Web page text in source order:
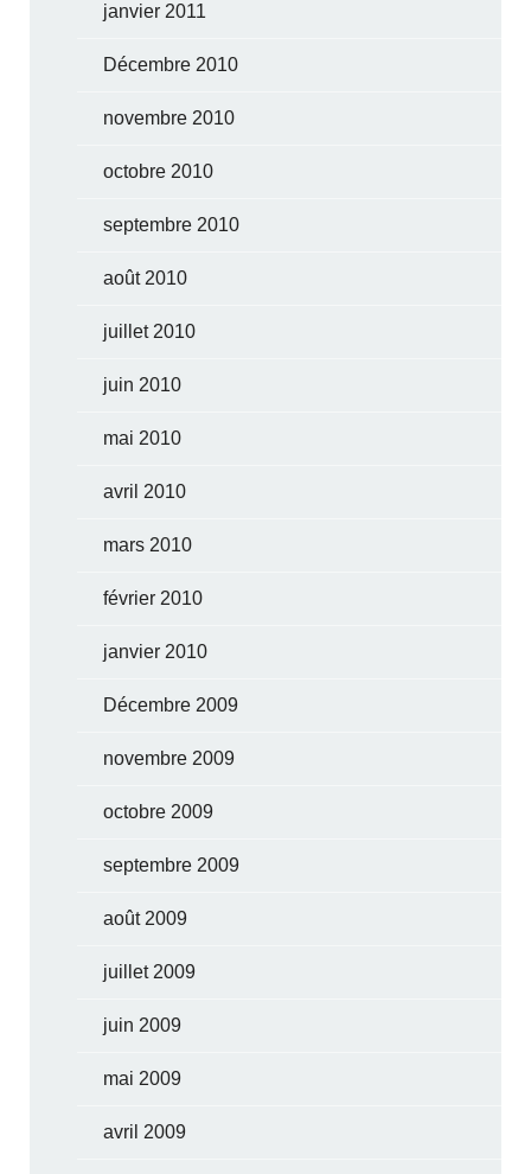
janvier 2011
Décembre 2010
novembre 2010
octobre 2010
septembre 2010
août 2010
juillet 2010
juin 2010
mai 2010
avril 2010
mars 2010
février 2010
janvier 2010
Décembre 2009
novembre 2009
octobre 2009
septembre 2009
août 2009
juillet 2009
juin 2009
mai 2009
avril 2009